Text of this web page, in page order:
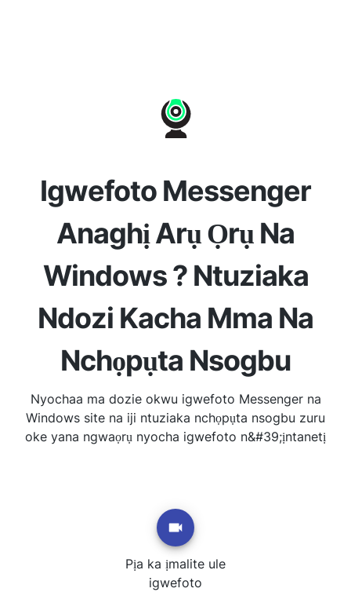
Igwefoto Messenger
Anaghị Arụ Ọrụ Na
Windows ? Ntuziaka
Ndozi Kacha Mma Na
Nchọpụta Nsogbu
Nyochaa ma dozie okwu igwefoto Messenger na
Windows site na iji ntuziaka nchọpụta nsogbu zuru
oke yana ngwaọrụ nyocha igwefoto n&#39;ịntanetị
Pịa ka ịmalite ule
igwefoto